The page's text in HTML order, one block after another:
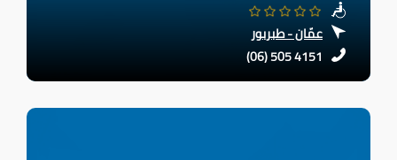
عمّان - طبربور
(06) 505 4151